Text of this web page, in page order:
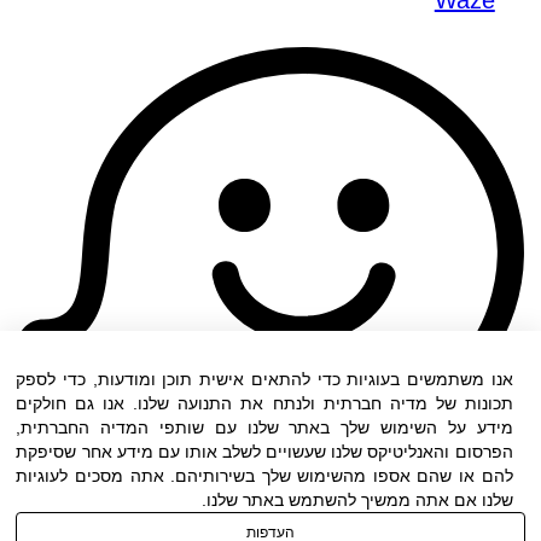
אנו משתמשים בעוגיות כדי להתאים אישית תוכן ומודעות, כדי לספק
תכונות של מדיה חברתית ולנתח את התנועה שלנו. אנו גם חולקים
מידע על השימוש שלך באתר שלנו עם שותפי המדיה החברתית,
הפרסום והאנליטיקס שלנו שעשויים לשלב אותו עם מידע אחר שסיפקת
להם או שהם אספו מהשימוש שלך בשירותיהם. אתה מסכים לעוגיות
שלנו אם אתה ממשיך להשתמש באתר שלנו.
העדפות